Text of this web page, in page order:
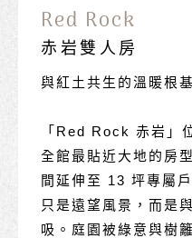
Red Rock
赤岩雙人房
與紅土共生的溫暖根基
「Red Rock 赤岩」
全館最貼近大地的房
間延伸至 13 坪專屬
只是遠望風景，而是
吸。庭園被綠意與樹